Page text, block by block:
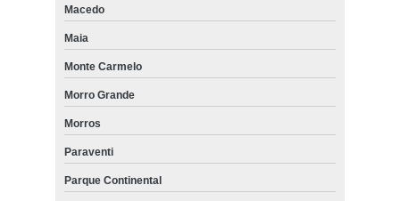
Macedo
Maia
Monte Carmelo
Morro Grande
Morros
Paraventi
Parque Continental